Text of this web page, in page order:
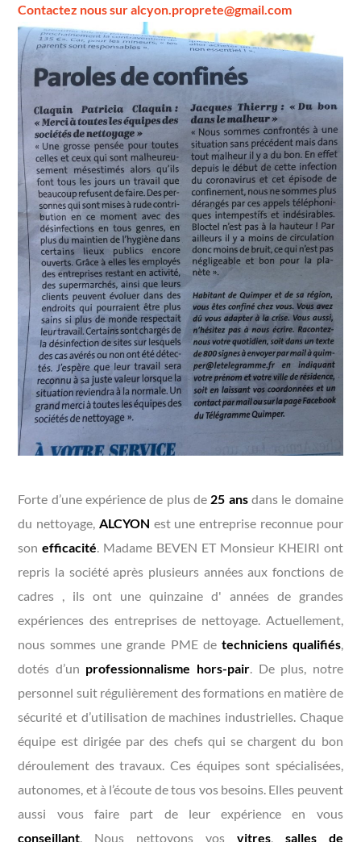
Contactez nous sur alcyon.proprete@gmail.com
Forte d’une expérience de plus de 25 ansdans le domaine
du nettoyage, ALCYON est une entreprise reconnue pour
sonefficacité . Madame BEVEN ET Monsieur KHEIRI ont
repris la société après plusieurs années aux fonctions de
cadres , ils ont une quinzaine d' années de grandes
expériences des entreprises de nettoyage. Actuellement,
nous sommes une grande PME de techniciens qualifiés,
dotés d’un professionnalisme hors-pair . De plus, notre
personnel suit régulièrement des formations en matière de
sécurité et d’utilisation de machines industrielles. Chaque
équipe est dirigée par des chefs qui se chargent du bon
déroulement des travaux. Ces équipes sont spécialisées,
autonomes, et à l’écoute de tous vos besoins. Elles peuvent
aussi vous faire part de leur expérience en vous
conseillant . Nous nettoyons vos vitres, salles de